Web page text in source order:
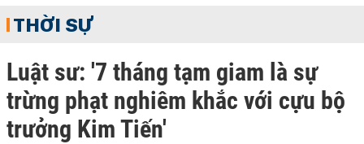
THỜI SỰ
Luật sư: '7 tháng tạm giam là sự
trừng phạt nghiêm khắc với cựu bộ
trưởng Kim Tiến'